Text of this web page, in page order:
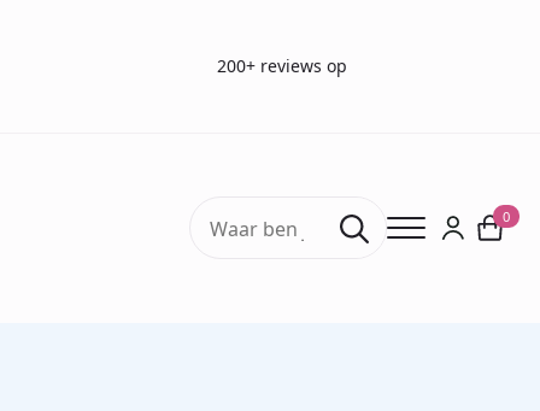
200+ reviews op
Search
for:
0